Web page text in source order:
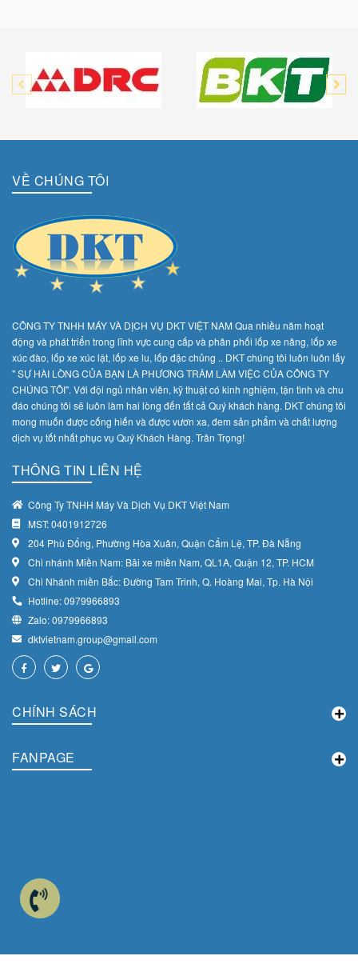
VỀ CHÚNG TÔI
CÔNG TY TNHH MÁY VÀ DỊCH VỤ DKT VIỆT NAM Qua nhiều năm hoạt
động và phát triển trong lĩnh vực cung cấp và phân phối lốp xe nâng, lốp xe
xúc đào, lốp xe xúc lật, lốp xe lu, lốp đặc chủng .. DKT chúng tôi luôn luôn lấy
" SỰ HÀI LÒNG CỦA BẠN LÀ PHƯƠNG TRÂM LÀM VIỆC CỦA CÔNG TY
CHÚNG TÔI". Với đội ngủ nhân viên, kỹ thuật có kinh nghiệm, tận tình và chu
đáo chúng tôi sẽ luôn làm hai lòng đến tất cả Quý khách hàng. DKT chúng tôi
mong muốn được cống hiến và được vươn xa, đem sản phẩm và chất lượng
dịch vụ tốt nhất phục vụ Quý Khách Hàng. Trân Trọng!
THÔNG TIN LIÊN HỆ
Công Ty TNHH Máy Và Dịch Vụ DKT Việt Nam
MST: 0401912726
204 Phù Đổng, Phường Hòa Xuân, Quận Cẩm Lệ, TP. Đà Nẵng
Chi nhánh Miền Nam: Bãi xe miền Nam, QL1A, Quận 12, TP. HCM
Chi Nhánh miền Bắc: Đường Tam Trinh, Q. Hoàng Mai, Tp. Hà Nội
Hotline: 0979966893
Zalo: 0979966893
dktvietnam.group@gmail.com
CHÍNH SÁCH
FANPAGE